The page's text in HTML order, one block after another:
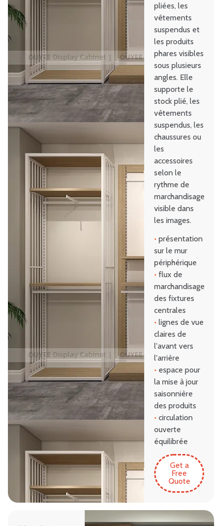
pliées, les
vêtements
suspendus et
les produits
phares visibles
sous plusieurs
angles. Elle
supporte le
stock plié, les
vêtements
suspendus, les
chaussures ou
les
accessoires
selon le
rythme de
marchandisage
visible dans
les images.
• présentation
sur le mur
périphérique
• flux de
marchandisage
des fixtures
centrales
• lignes de vue
claires de
l'avant vers
l'arrière
• espace pour
la mise à jour
saisonnière
des produits
• circulation
ouverte
équilibrée
Get a
Free
Quote